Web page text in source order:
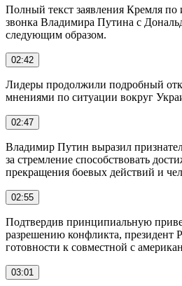
Полный текст заявления Кремля по
звонка Владимира Путина с
следующим образом.
02:42
Лидеры продолжили подробный
мнениями по ситуации вокруг
02:47
Владимир Путин выразил
за стремление способствовать
прекращения боевых действий и
02:55
Подтвердив принципиальную
разрешению конфликта, президент
готовности к совместной с
03:01